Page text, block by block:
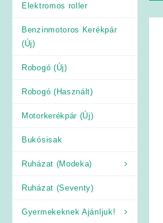
Elektromos roller
Benzinmotoros Kerékpár
(Új)
Robogó (Új)
Robogó (Használt)
Motorkerékpár (Új)
Bukósisak
Ruházat (Modeka)
Ruházat (Seventy)
Gyermekeknek Ajánljuk!